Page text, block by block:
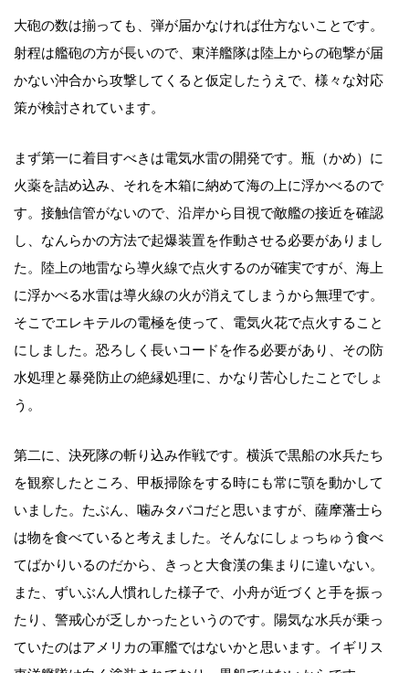
大砲の数は揃っても、弾が届かなければ仕方ないことです。
射程は艦砲の方が長いので、東洋艦隊は陸上からの砲撃が届
かない沖合から攻撃してくると仮定したうえで、様々な対応
策が検討されています。
まず第一に着目すべきは電気水雷の開発です。瓶（かめ）に
火薬を詰め込み、それを木箱に納めて海の上に浮かべるので
す。接触信管がないので、沿岸から目視で敵艦の接近を確認
し、なんらかの方法で起爆装置を作動させる必要がありまし
た。陸上の地雷なら導火線で点火するのが確実ですが、海上
に浮かべる水雷は導火線の火が消えてしまうから無理です。
そこでエレキテルの電極を使って、電気火花で点火すること
にしました。恐ろしく長いコードを作る必要があり、その防
水処理と暴発防止の絶縁処理に、かなり苦心したことでしょ
う。
第二に、決死隊の斬り込み作戦です。横浜で黒船の水兵たち
を観察したところ、甲板掃除をする時にも常に顎を動かして
いました。たぶん、噛みタバコだと思いますが、薩摩藩士ら
は物を食べていると考えました。そんなにしょっちゅう食べ
てばかりいるのだから、きっと大食漢の集まりに違いない。
また、ずいぶん人慣れした様子で、小舟が近づくと手を振っ
たり、警戒心が乏しかったというのです。陽気な水兵が乗っ
ていたのはアメリカの軍艦ではないかと思います。イギリス